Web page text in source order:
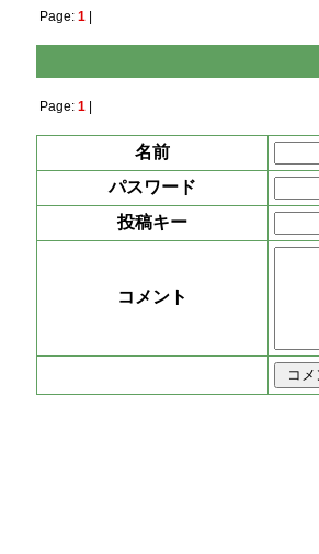
Page: 1|
Page: 1|
名前
パスワード
投稿キー
コメント